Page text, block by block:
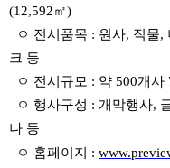
(12,592㎡)
ㅇ 전시품목 : 원사, 직물,
크 등
ㅇ 전시규모 : 약 500개사
ㅇ 행사구성 : 개막행사,
나 등
ㅇ 홈페이지
: